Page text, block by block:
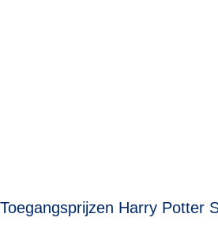
Toegangsprijzen Harry Potter